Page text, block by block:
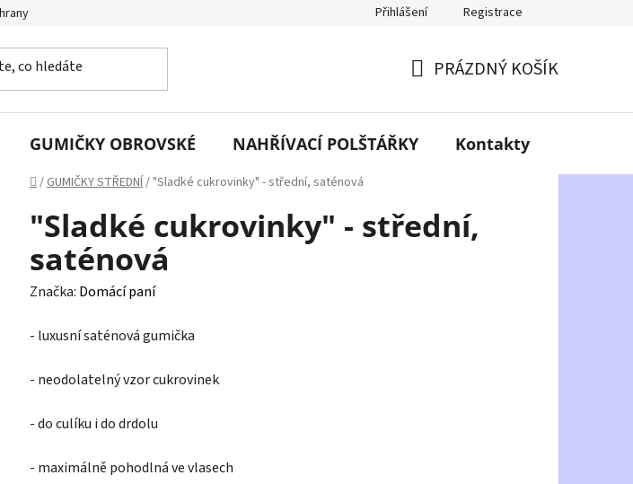
osobních údajů Přihlášení Registrace
KOŠÍK
PRÁZDNÝ KOŠÍK
GUMIČKY OBROVSKÉ NAHŘÍVACÍ POLŠTÁŘKY Kontakty
Domů
/GUMIČKY STŘEDNÍ/"Sladké cukrovinky" - střední, saténová
"Sladké cukrovinky" - střední,
saténová
Značka: Domácí paní
- luxusní saténová gumička
- neodolatelný vzor cukrovinek
- do culíku i do drdolu
- maximálně pohodlná ve vlasech